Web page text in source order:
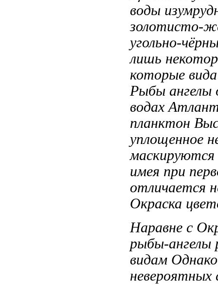
воды
золотисто-
угольно-
лишь
которые
Рыбы
водах
планктон
уплощенное
имея при
отличается
Окраска
Наравне с
рыбы-ангелы
видам
невероятных